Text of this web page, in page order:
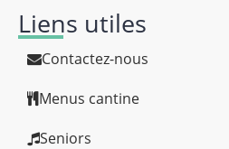
Liens utiles
Contactez-nous
Menus cantine
Seniors